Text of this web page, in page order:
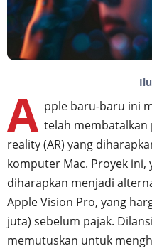
A pple baru-baru ini
telah membatalkan
reality (AR) yang
komputer Mac. Proyek ini,
diharapkan menjadi
Apple Vision Pro, yang
juta) sebelum pajak.
memutuskan untuk